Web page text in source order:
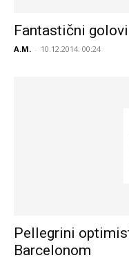
Fantastični
A.M. - 10.12.2014. 00:24
Pellegrini
Barcelonom